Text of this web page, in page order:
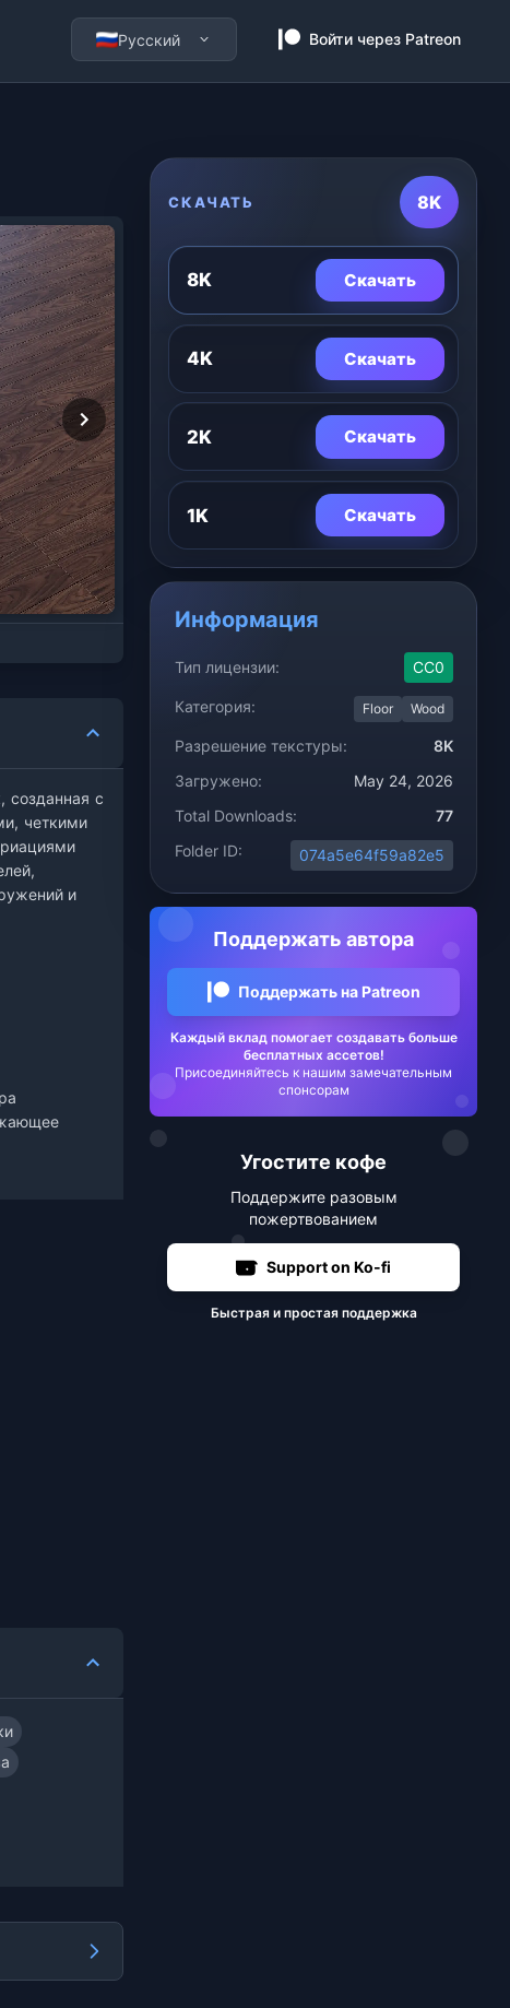
Русский Войти через Patreon
созданная с
четкими
и
СКАЧАТЬ 8K
8K Скачать
4K Скачать
2K Скачать
1K Скачать
Информация
Тип лицензии: CC0
Категория: Floor Wood
Разрешение текстуры:
8K
Загружено:
May 24, 2026
Total Downloads:
77
Folder ID:
074a5e64f59a82e5
Поддержать автора
Поддержать на Patreon
Каждый вклад помогает создавать больше
бесплатных ассетов!
Присоединяйтесь к нашим замечательным
спонсорам
Угостите кофе
Поддержите разовым
пожертвованием
Support on Ko-fi
Быстрая и простая поддержка